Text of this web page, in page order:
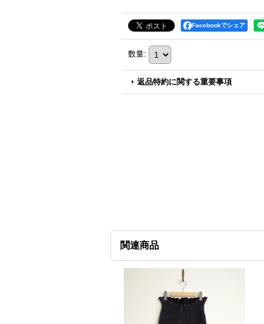
Facebookでシェア
数量:
返品特約に関する重要事項
関連商品